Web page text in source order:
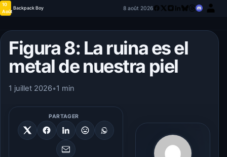
10
Août
Backpack Boy 8 août 2026
Figura 8: La ruina es el
metal de nuestra piel
1 juillet 2026•1 min
PARTAGER